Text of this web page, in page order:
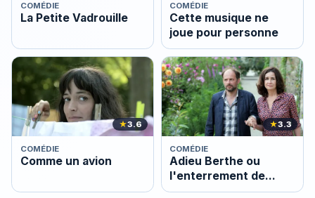
COMÉDIE
La Petite Vadrouille
COMÉDIE
Cette musique ne
joue pour personne
★3.6
COMÉDIE
Comme un avion
★3.3
COMÉDIE
Adieu Berthe ou
l'enterrement de
mémé